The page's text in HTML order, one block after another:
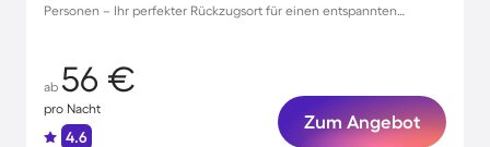
Personen – Ihr perfekter Rückzugsort für einen entspannten
ab 56 €
pro Nacht
4.6
Zum Angebot